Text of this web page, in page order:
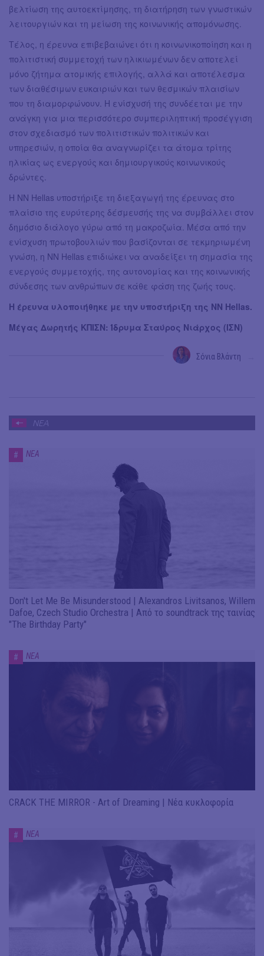
βελτίωση της αυτοεκτίμησης, τη διατήρηση των γνωστικών
λειτουργιών και τη μείωση της κοινωνικής απομόνωσης.
Τέλος, η έρευνα επιβεβαιώνει ότι η κοινωνικοποίηση και η
πολιτιστική συμμετοχή των ηλικιωμένων δεν αποτελεί
μόνο ζήτημα ατομικής επιλογής, αλλά και αποτέλεσμα
των διαθέσιμων ευκαιριών και των θεσμικών πλαισίων
που τη διαμορφώνουν. Η ενίσχυσή της συνδέεται με την
ανάγκη για μια περισσότερο συμπεριληπτική προσέγγιση
στον σχεδιασμό των πολιτιστικών πολιτικών και
υπηρεσιών, η οποία θα αναγνωρίζει τα άτομα τρίτης
ηλικίας ως ενεργούς και δημιουργικούς κοινωνικούς
δρώντες.
Η NN Hellas υποστήριξε τη διεξαγωγή της έρευνας στο
πλαίσιο της ευρύτερης δέσμευσής της να συμβάλλει στον
δημόσιο διάλογο γύρω από τη μακροζωία. Μέσα από την
ενίσχυση πρωτοβουλιών που βασίζονται σε τεκμηριωμένη
γνώση, η NN Hellas επιδιώκει να αναδείξει τη σημασία της
ενεργούς συμμετοχής, της αυτονομίας και της κοινωνικής
σύνδεσης των ανθρώπων σε κάθε φάση της ζωής τους.
Η έρευνα υλοποιήθηκε με την υποστήριξη της NN Hellas.
Μέγας Δωρητής ΚΠΙΣΝ: Ίδρυμα Σταύρος Νιάρχος (ΙΣΝ)
Σόνια Βλάντη
ΝΕΑ
# ΝΕΑ
Don't Let Me Be Misunderstood | Alexandros Livitsanos, Willem
Dafoe, Czech Studio Orchestra | Από το soundtrack της ταινίας
"The Birthday Party"
# ΝΕΑ
CRACK THE MIRROR - Art of Dreaming | Νέα κυκλοφορία
# ΝΕΑ